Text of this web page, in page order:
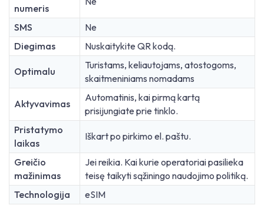
numeris
SMS
Ne
Diegimas
Nuskaitykite QR kodą.
Optimalu
Turistams, keliautojams, atostogoms,
skaitmeniniams nomadams
Aktyvavimas
Automatinis, kai pirmą kartą
prisijungiate prie tinklo.
Pristatymo
laikas
Iškart po pirkimo el. paštu.
Greičio
mažinimas
Jei reikia. Kai kurie operatoriai pasilieka
teisę taikyti sąžiningo naudojimo politiką.
Technologija
eSIM